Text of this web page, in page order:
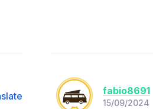
fabio8691
15/09/2024